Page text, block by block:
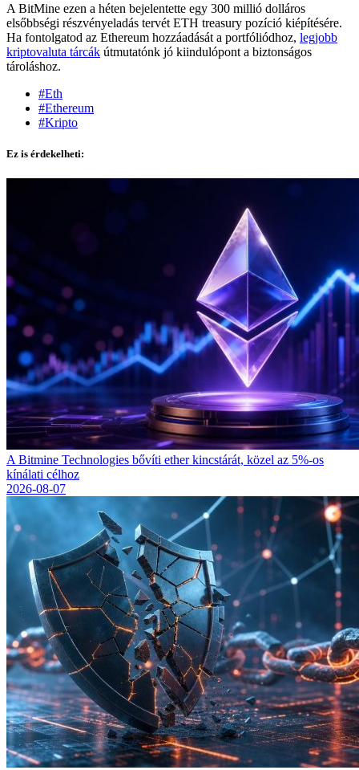
A BitMine ezen a héten bejelentette egy 300 millió dolláros
elsőbbségi részvényeladás tervét ETH treasury pozíció kiépítésére.
Ha fontolgatod az Ethereum hozzáadását a portfóliódhoz, legjobb
kriptovaluta tárcák útmutatónk jó kiindulópont a biztonságos
tároláshoz.
#Eth
#Ethereum
#Kripto
Ez is érdekelheti:
A Bitmine Technologies bővíti ether kincstárát, közel az 5%-os
kínálati célhoz
2026-08-07